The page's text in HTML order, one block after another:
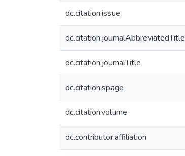
dc.citation.issue
dc.citation.journalAbbreviatedTitle
dc.citation.journalTitle
dc.citation.spage
dc.citation.volume
dc.contributor.affiliation